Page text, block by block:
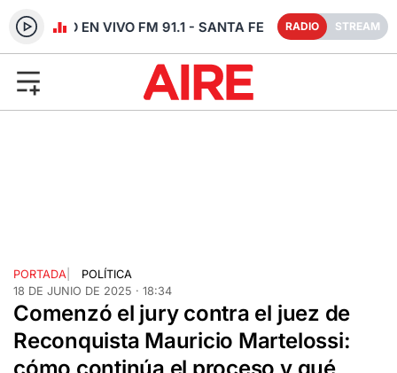
RADIO EN VIVO FM 91.1 - SANTA FE RADIO STREAM
PORTADA
POLÍTICA
18 DE JUNIO DE 2025 · 18:34
Comenzó el jury contra el juez de
Reconquista Mauricio Martelossi: